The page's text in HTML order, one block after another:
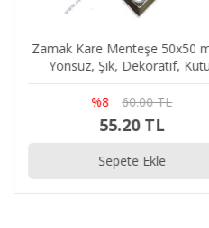
Zamak Kare Menteşe 50x50
Yönsüz, Şık, Dekoratif,
%8
60.00 TL
55.20 TL
Sepete Ekle